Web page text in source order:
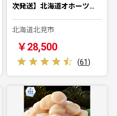
次発送】北海道オホーツ…
北海道北見市
￥28,500
(61)